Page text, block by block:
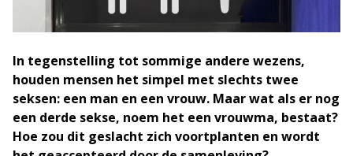
In tegenstelling tot sommige andere wezens,
houden mensen het simpel met slechts twee
seksen: een man en een vrouw. Maar wat als er nog
een derde sekse, noem het een vrouwma, bestaat?
Hoe zou dit geslacht zich voortplanten en wordt